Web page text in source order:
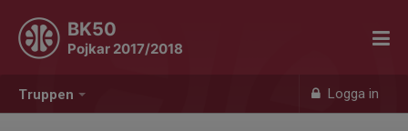
Truppen Logga in
BK50
Pojkar 2017/2018